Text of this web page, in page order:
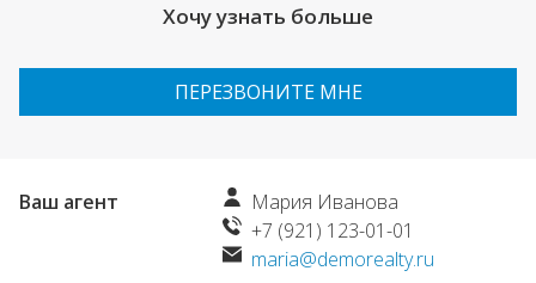
Хочу узнать больше
ПЕРЕЗВОНИТЕ МНЕ
Ваш агент
Мария Иванова
+7 (921) 123-01-01
maria@demorealty.ru